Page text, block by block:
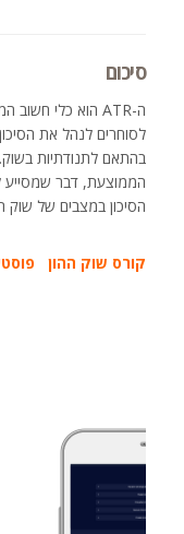
סיכום
ה-ATR הוא כלי חשוב המודד את
לסוחרים לנהל את
בהתאם לתנודתיות
הממוצעת, דבר
הסיכון במצבים של שוק
קורס שוק ההון